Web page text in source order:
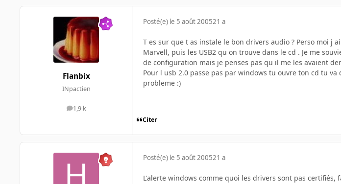
Flanbix
INpactien
1,9 k
messages
Posté(e) le 5 août 200521 a
T es sur que t as instale le bon drivers audio ? Perso moi j
Marvell, puis les USB2 qu on trouve dans le cd . Je me
de configuration mais je penses pas qu il me les avaient
Pour l usb 2.0 passe pas par windows tu ouvre ton cd tu
probleme :)
Citer
Posté(e) le 5 août 200521 a
L'alerte windows comme quoi les drivers sont pas